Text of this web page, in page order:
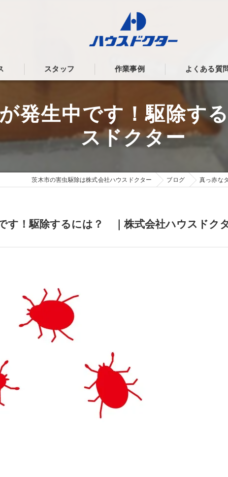
スタッフ 作業事例 よくある質
発生中です！駆除す
スドクター
茨木市の害虫駆除は株式会社ハウスドクター ブログ 真っ赤な
す！駆除するには？ ｜株式会社ハウスドク